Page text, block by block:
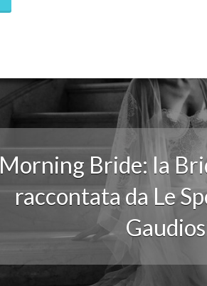
Morning Bride: la
raccontata da Le